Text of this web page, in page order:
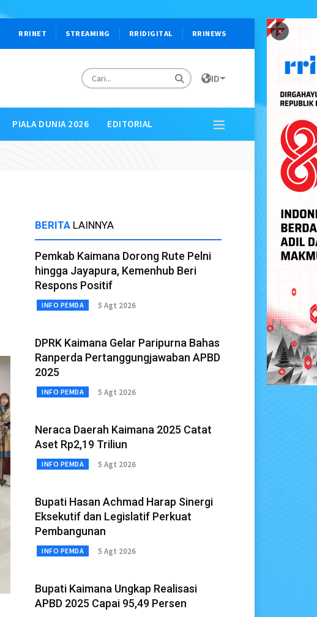
×
RRINET STREAMING RRIDIGITAL RRINEWS
ID
PIALA DUNIA 2026 EDITORIAL
BERITA LAINNYA
Pemkab Kaimana Dorong Rute Pelni
hingga Jayapura, Kemenhub Beri
Respons Positif
INFO PEMDA 5 Agt 2026
DPRK Kaimana Gelar Paripurna Bahas
Ranperda Pertanggungjawaban APBD
2025
INFO PEMDA 5 Agt 2026
Neraca Daerah Kaimana 2025 Catat
Aset Rp2,19 Triliun
INFO PEMDA 5 Agt 2026
Bupati Hasan Achmad Harap Sinergi
Eksekutif dan Legislatif Perkuat
Pembangunan
INFO PEMDA 5 Agt 2026
Bupati Kaimana Ungkap Realisasi
APBD 2025 Capai 95,49 Persen